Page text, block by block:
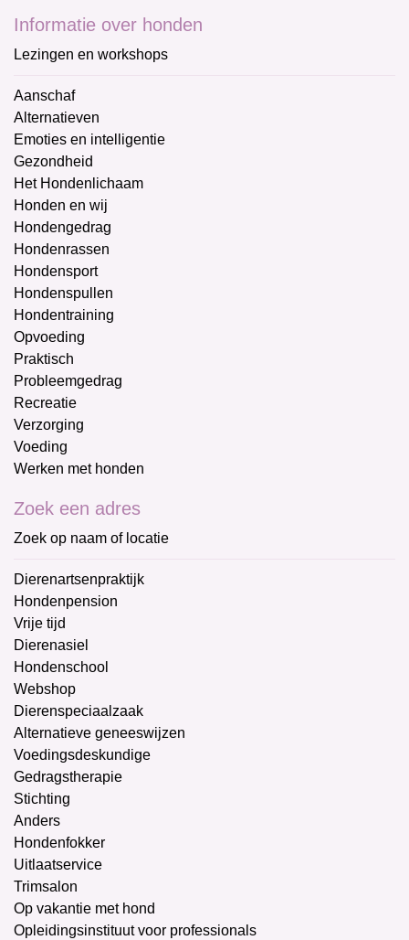
Informatie over honden
Lezingen en workshops
Aanschaf
Alternatieven
Emoties en intelligentie
Gezondheid
Het Hondenlichaam
Honden en wij
Hondengedrag
Hondenrassen
Hondensport
Hondenspullen
Hondentraining
Opvoeding
Praktisch
Probleemgedrag
Recreatie
Verzorging
Voeding
Werken met honden
Zoek een adres
Zoek op naam of locatie
Dierenartsenpraktijk
Hondenpension
Vrije tijd
Dierenasiel
Hondenschool
Webshop
Dierenspeciaalzaak
Alternatieve geneeswijzen
Voedingsdeskundige
Gedragstherapie
Stichting
Anders
Hondenfokker
Uitlaatservice
Trimsalon
Op vakantie met hond
Opleidingsinstituut voor professionals